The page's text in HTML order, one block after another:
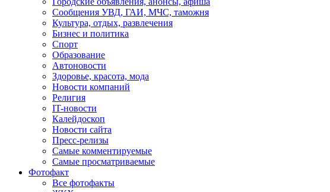
Сообщения УВД, ГАИ, МЧС, таможня
Культура, отдых, развлечения
Бизнес и политика
Спорт
Образование
Автоновости
Здоровье, красота, мода
Новости компаний
Религия
IT-новости
Калейдоскоп
Новости сайта
Пресс-релизы
Самые комментируемые
Самые просматриваемые
Фотофакт
Все фотофакты